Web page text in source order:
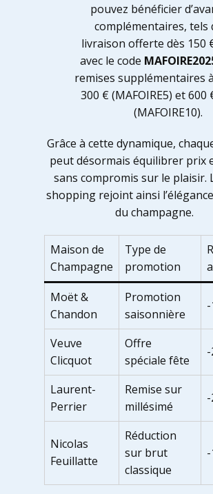
pouvez bénéficier
complémentaires, tels
livraison offerte dès 150
avec le code
remises supplémentaires
300 € (MAFOIRE5) et 600
(MAFOIRE10).
Grâce à cette dynamique,
peut désormais équilibrer prix
sans compromis sur le plaisir.
shopping rejoint ainsi
du champagne.
Maison de
Champagne
Type de
promotion
Moët &
Chandon
Promotion
saisonnière
Veuve
Clicquot
Offre
spéciale fête
Laurent-
Perrier
Remise sur
millésimé
Nicolas
Feuillatte
Réduction
sur brut
classique